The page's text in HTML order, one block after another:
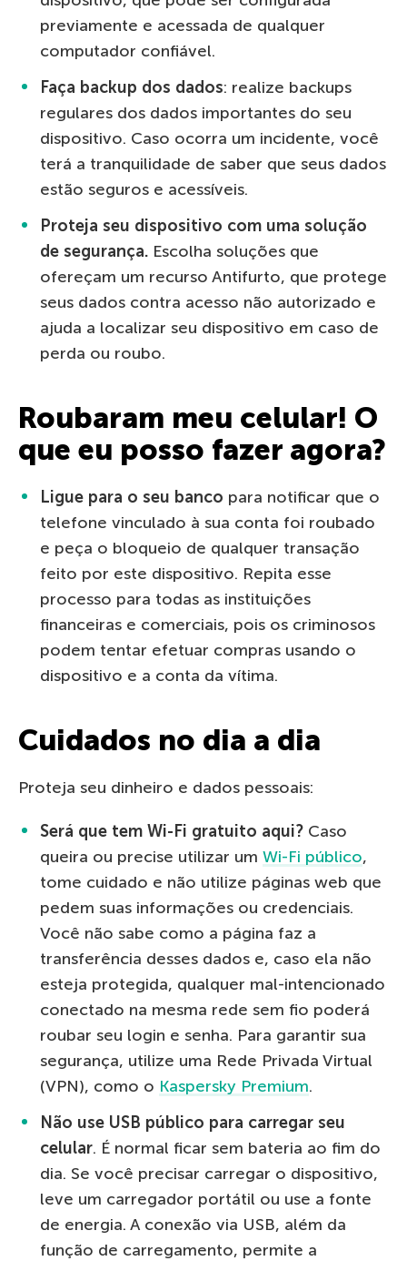
previamente e acessada de qualquer
computador confiável.
Faça backup dos dados: realize backups
regulares dos dados importantes do seu
dispositivo. Caso ocorra um incidente, você
terá a tranquilidade de saber que seus dados
estão seguros e acessíveis.
Proteja seu dispositivo com uma solução
de segurança. Escolha soluções que
ofereçam um recurso Antifurto, que protege
seus dados contra acesso não autorizado e
ajuda a localizar seu dispositivo em caso de
perda ou roubo.
Roubaram meu celular! O
que eu posso fazer agora?
Ligue para o seu banco para notificar que o
telefone vinculado à sua conta foi roubado
e peça o bloqueio de qualquer transação
feito por este dispositivo. Repita esse
processo para todas as instituições
financeiras e comerciais, pois os criminosos
podem tentar efetuar compras usando o
dispositivo e a conta da vítima.
Cuidados no dia a dia
Proteja seu dinheiro e dados pessoais:
Será que tem Wi-Fi gratuito aqui? Caso
queira ou precise utilizar um Wi-Fi público,
tome cuidado e não utilize páginas web que
pedem suas informações ou credenciais.
Você não sabe como a página faz a
transferência desses dados e, caso ela não
esteja protegida, qualquer mal-intencionado
conectado na mesma rede sem fio poderá
roubar seu login e senha. Para garantir sua
segurança, utilize uma Rede Privada Virtual
(VPN), como o Kaspersky Premium.
Não use USB público para carregar seu
celular. É normal ficar sem bateria ao fim do
dia. Se você precisar carregar o dispositivo,
leve um carregador portátil ou use a fonte
de energia. A conexão via USB, além da
função de carregamento, permite a